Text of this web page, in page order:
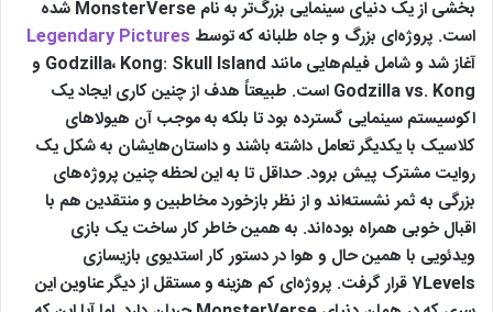
بخشی از یک دنیای سینمایی بزرگ‌تر به نام MonsterVerse شده
است. پروژه‌ای بزرگ و جاه طلبانه که توسط
آغاز شد و شامل فیلم‌هایی مانند Godzilla، Kong: Skull Island و
Godzilla vs. Kong است. طبیعتاً هدف از چنین کاری ایجاد یک
اکوسیستم سینمایی گسترده بود تا بلکه به موجب آن هیولاهای
کلاسیک با یکدیگر تعامل داشته باشند و داستان‌هایشان به شکل یک
روایت مشترک پیش برود. حداقل تا به این لحظه چنین پروژه‌های
بزرگی به ثمر نشسته‌اند و از نظر بازخورد مخاطبین و منتقدین هم با
اقبال خوبی همراه بوده‌اند. به همین خاطر کار ساخت یک بازی
ویدئویی با همین حال و هوا در دستور کار استدیوی بازیسازی
7Levels قرار گرفت. پروژه‌ای کم هزینه و مستقل از دیگر عناوین این